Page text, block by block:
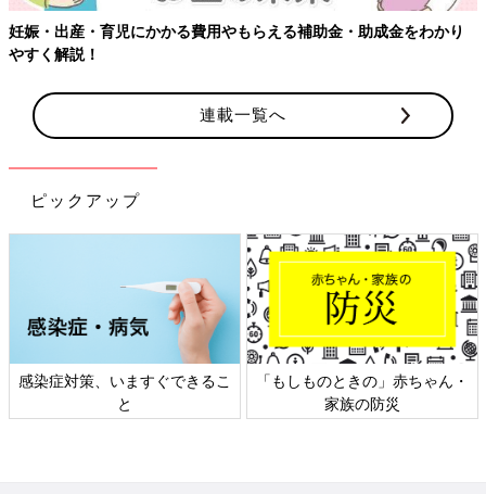
出産・育児にかかる費用やもらえる補助金・助成金をわかり
解説！
連載一覧へ
ピックアップ
症対策、いますぐできるこ
「もしものときの」赤ちゃん・
家族の防災
日